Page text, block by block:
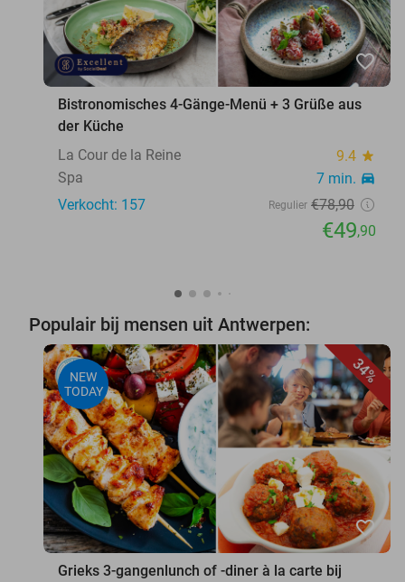
favorite_border
Bistronomisches 4-Gänge-Menü + 3 Grüße aus
der Küche
La Cour de la Reine
9.4 star
Spa 7 min. directions_car
Verkocht: 157 Regulier €78,90
€49,90
Populair bij mensen uit Antwerpen:
34%
NEW
TODAY
favorite_border
Grieks 3-gangenlunch of -diner à la carte bij